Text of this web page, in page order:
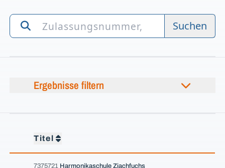
Suchen
Ergebnisse filtern
Titel
7375721 Harmonikaschule Ziachfuchs